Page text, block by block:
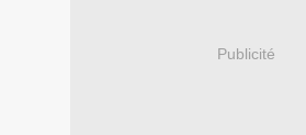
Publicité